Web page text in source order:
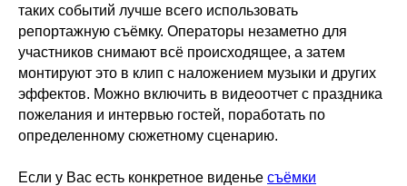
таких событий лучше всего использовать
репортажную съёмку. Операторы незаметно для
участников снимают всё происходящее, а затем
монтируют это в клип с наложением музыки и других
эффектов. Можно включить в видеоотчет с праздника
пожелания и интервью гостей, поработать по
определенному сюжетному сценарию.
Если у Вас есть конкретное виденье съёмки